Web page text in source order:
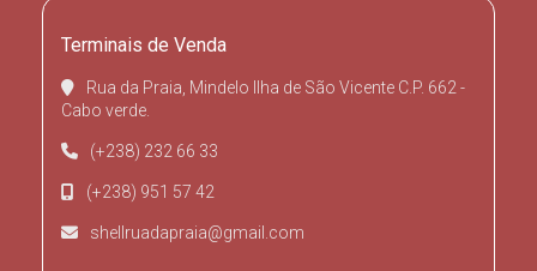
Terminais de Venda
Rua da Praia, Mindelo Ilha de São Vicente C.P. 662 -
Cabo verde.
(+238) 232 66 33
(+238) 951 57 42
shellruadapraia@gmail.com